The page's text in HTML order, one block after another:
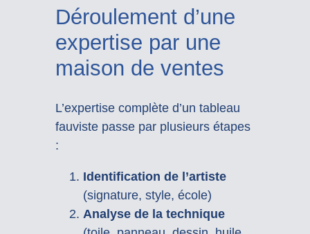
Déroulement d’une
expertise par une
maison de ventes
L’expertise complète d’un tableau
fauviste passe par plusieurs étapes
:
Identification de l’artiste
(signature, style, école)
Analyse de la technique